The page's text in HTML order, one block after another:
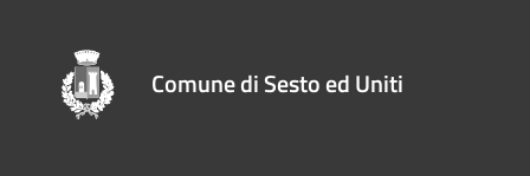
Comune di Sesto ed Uniti